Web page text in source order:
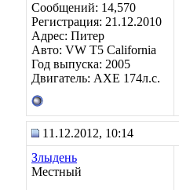
Сообщений: 14,570
Регистрация: 21.12.2010
Адрес: Питер
Авто: VW T5 California
Год выпуска: 2005
Двигатель: AXE 174л.с.
11.12.2012, 10:14
Злыдень
Местный